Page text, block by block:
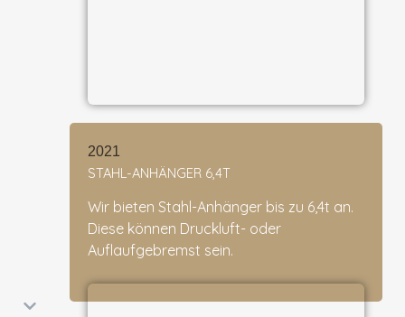
2021
STAHL-ANHÄNGER 6,4T
Wir bieten Stahl-Anhänger bis zu 6,4t an.
Diese können Druckluft- oder
Auflaufgebremst sein.